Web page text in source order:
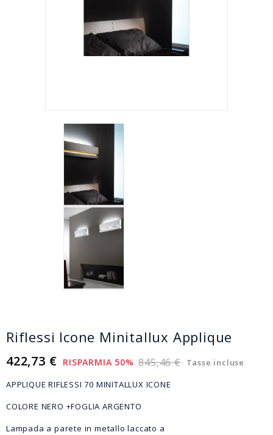
Riflessi Icone Minitallux Applique
422,73 € RISPARMIA 50% 845,46 € Tasse incluse
APPLIQUE RIFLESSI 70 MINITALLUX ICONE
COLORE NERO +FOGLIA ARGENTO
Lampada a parete in metallo laccato a